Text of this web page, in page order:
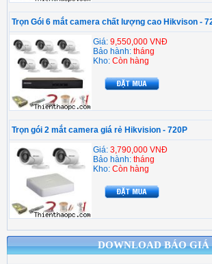
DOWNLOAD BÁO GIÁ
Trọn Gói 6 mắt camera chất lượng cao Hikvison -
Giá: 9,550,000 VNĐ
Bảo hành: tháng
Kho: Còn hàng
Trọn gói 2 mắt camera giá rẻ Hikvision - 720P
Giá: 3,790,000 VNĐ
Bảo hành: tháng
Kho: Còn hàng